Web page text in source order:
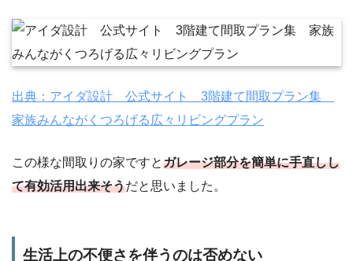
出典：アイダ設計 公式サイト 3階建て間取プラン集
家族みんながくつろげる広々リビングプラン
この様な間取りの家ですとガレージ部分を簡単に手直しし
て有効活用出来そうだと思いました。
生活上の不便さを伴うのは否めない